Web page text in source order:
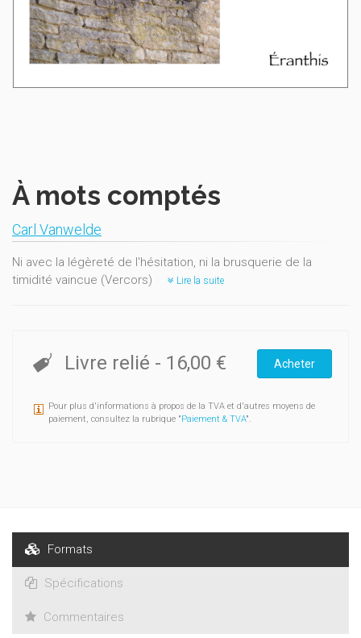
À mots comptés
Carl Vanwelde
Ni avec la légèreté de l'hésitation, ni la brusquerie de la
timidité vaincue (Vercors)
Lire la suite
Livre relié - 16,00 € Acheter
Pour plus d'informations à propos de la TVA et d'autres moyens de
paiement, consultez la rubrique "Paiement & TVA".
Formats
Spécifications
Commentaires